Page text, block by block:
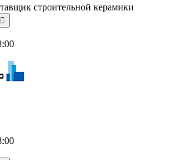
строительной керамики
